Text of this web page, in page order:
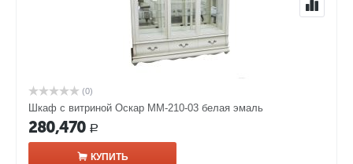
(0)
Шкаф с витриной Оскар ММ-210-03 белая эмаль
280,470 Р
КУПИТЬ